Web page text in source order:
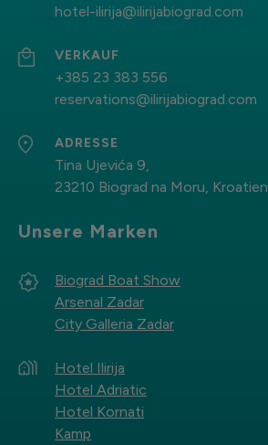
hotel-ilirija@ilirijabiograd.com
VERKAUF
+385 23 383 556
reservations@ilirijabiograd.com
ADRESSE
Tina Ujevića 9,
23210 Biograd na Moru, Kroatien
Unsere Marken
Biograd Boat Show
Arsenal Zadar
City Galleria Zadar
Hotel Ilirija
Hotel Adriatic
Hotel Kornati
Kamp